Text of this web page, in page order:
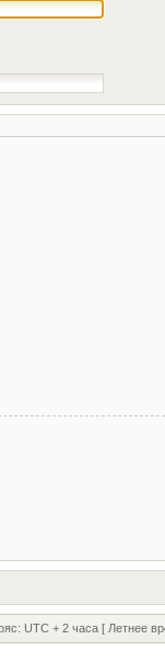
UTC + 2 часа [ Летнее